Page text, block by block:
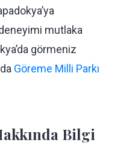
mutlaka
görmeniz
Göreme Milli Parkı
Bilgi